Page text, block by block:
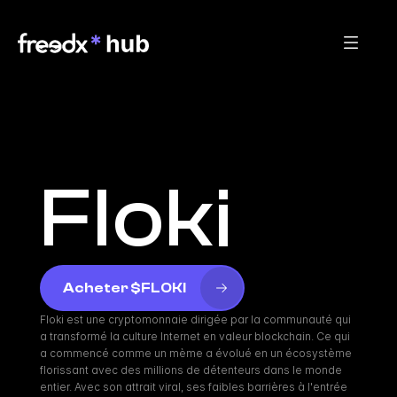
Floki
Acheter $FLOKI
Floki est une cryptomonnaie dirigée par la communauté qui
a transformé la culture Internet en valeur blockchain. Ce qui
a commencé comme un mème a évolué en un écosystème
florissant avec des millions de détenteurs dans le monde
entier. Avec son attrait viral, ses faibles barrières à l'entrée